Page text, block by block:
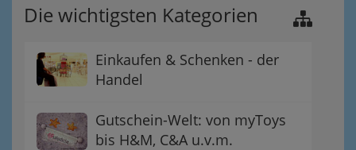
Die wichtigsten Kategorien
Einkaufen & Schenken - der
Handel
Gutschein-Welt: von myToys
bis H&M, C&A u.v.m.